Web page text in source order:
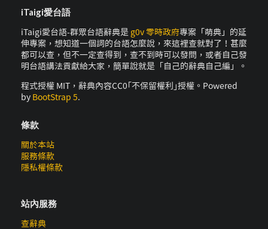
iTaigi愛台語
iTaigi愛台語-群眾台語辭典是 g0v 零時政府專案「萌典」的延
伸專案，想知道一個詞的台語怎麼說，來這裡查就對了！甚麼
都可以查，但不一定查得到，查不到時可以發問，或者自己發
明台語講法貢獻給大家，簡單說就是「自己的辭典自己編」。
程式授權 MIT，辭典內容CC0｢不保留權利｣授權。Powered
by BootStrap 5.
條款
關於本站
服務條款
隱私權條款
站內服務
查辭典